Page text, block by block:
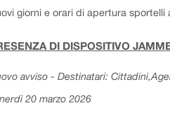
giorni e orari di apertura
DI DISPOSITIVO
avviso - Destinatari:
20 marzo 2026